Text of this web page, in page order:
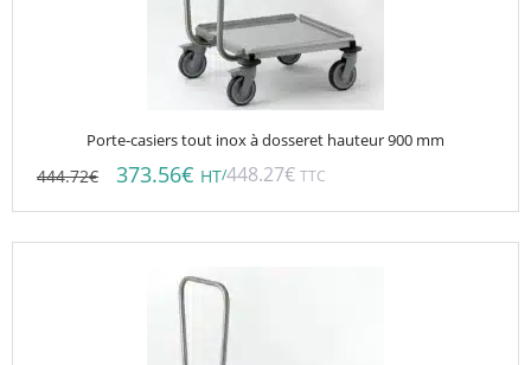
Porte-casiers tout inox à dosseret hauteur 900 mm
444.72€ 373.56€ HT/448.27€ TTC